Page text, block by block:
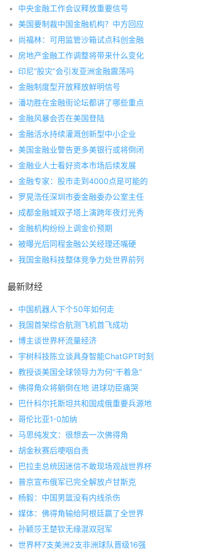
中央金融工作会议释放重要信号
美国要制裁中国金融机构？中方回应
尚福林：可用监管沙箱试点科创金融
房地产金融工作调整将带来什么变化
印尼“股灾”会引发亚洲金融震荡吗
金融制度型开放释放鲜明信号
潘功胜在金融街论坛都讲了哪些重点
金融风暴会否在美国登陆
金融活水持续灌溉创新型中小企业
美国金融业警告更多美银行或将倒闭
金融业人士看好资本市场后续发展
金融专家：股市走到4000点是可能的
罗晃浩任深圳市委金融委办公室主任
成都金融城双子塔上演跨年夜灯光秀
金融机构纷纷上调金价预期
被曝光后同程金融公关经理还嘴硬
我国金融科技整体竞争力处世界前列
最新财经
中国机器人下个50年如何走
我国首架综合航测飞机首飞成功
博主谈世界杯流量经济
宇树科技陈立谈具身智能ChatGPT时刻
教授谈美国全球领导力为何“干着急”
佛得角众将躺倒在地 进球功臣痛哭
巴什科尔托斯坦共和国成俄重要兵源地
哥伦比亚1-0加纳
马思纯发文：很想去一次佛得角
胡金秋赛后哽咽自责
巴拉圭总统因迷信不敢现场观战世界杯
普京宣布俄军已完全解放卢甘斯克
杨毅：中国男篮没有内线杀伤
媒体：佛得角输给阿根廷赢了全世界
孙颖莎王楚钦无缘混双冠军
世界杯7支美洲2支非洲球队晋级16强